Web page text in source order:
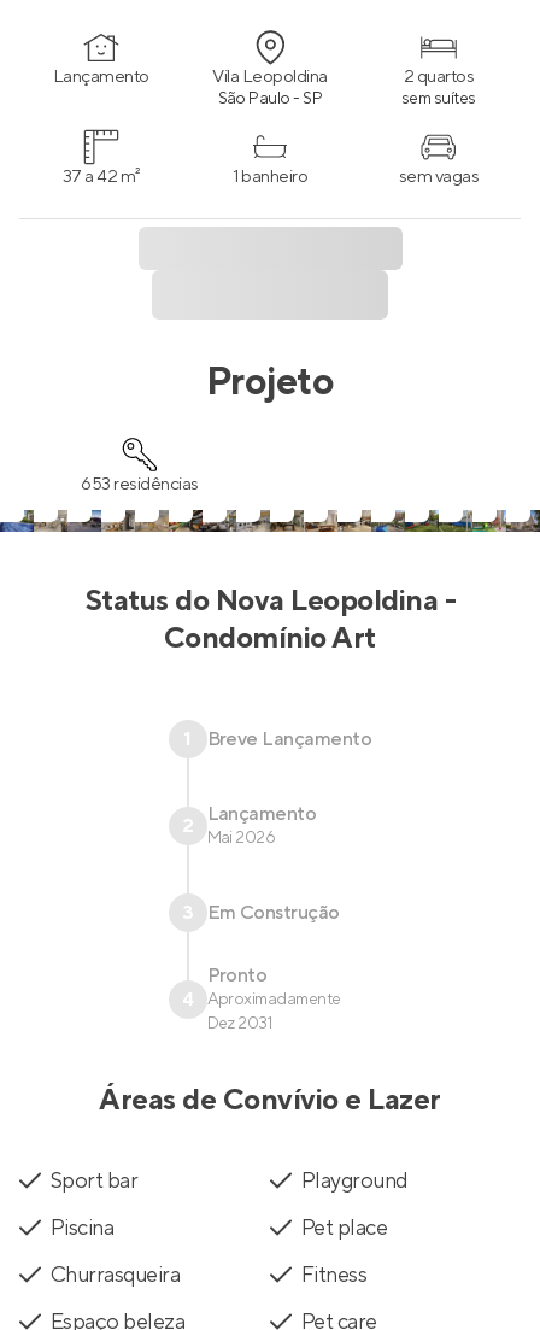
Lançamento Vila Leopoldina
São Paulo - SP
2 quartos
sem suítes
37 a 42 m² 1 banheiro sem vagas
Projeto
653 residências
Status do Nova Leopoldina -
Condomínio Art
1 Breve Lançamento
2 Lançamento
Mai 2026
3 Em Construção
4
Pronto
Aproximadamente
Dez 2031
Áreas de Convívio e Lazer
Sport bar
Playground
Piscina
Pet place
Churrasqueira
Fitness
Espaço beleza
Pet care